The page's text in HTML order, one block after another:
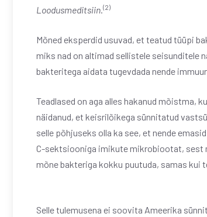
Loodusmeditsiin (2)
Mõned eksperdid usuvad, et teatud tüüpi
miks nad on altimad sellistele seisunditele
bakteritega aidata tugevdada nende
Teadlased on aga alles hakanud mõistma,
näidanud, et keisrilõikega sünnitatud
selle põhjuseks olla ka see, et nende
C-sektsiooniga imikute mikrobiootat, sest
mõne bakteriga kokku puutuda, samas kui
Selle tulemusena ei soovita Ameerika